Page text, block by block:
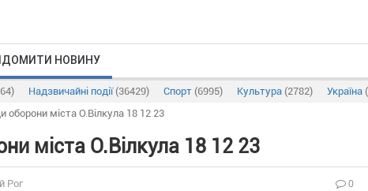
НОВИНУ
Надзвичайні події (36429) Спорт (6995) Культура (2782) Україна
оборони міста О.Вілкула 18 12 23
міста О.Вілкула 18 12 23
Рог 0